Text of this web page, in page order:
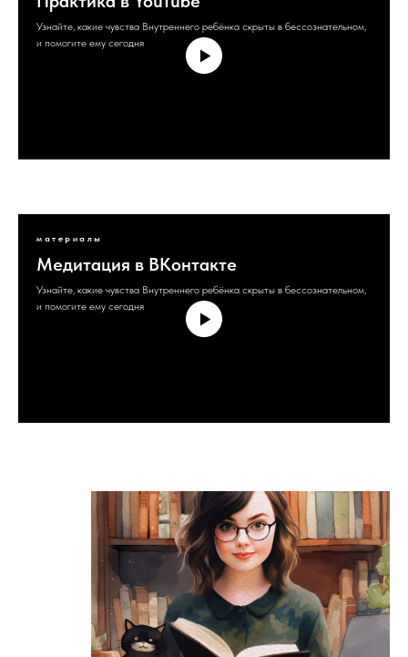
Узнайте, какие чувства Внутреннего ребёнка скрыты в бессознательном,
и помогите ему сегодня
материалы
Медитация в ВКонтакте
Узнайте, какие чувства Внутреннего ребёнка скрыты в бессознательном,
и помогите ему сегодня